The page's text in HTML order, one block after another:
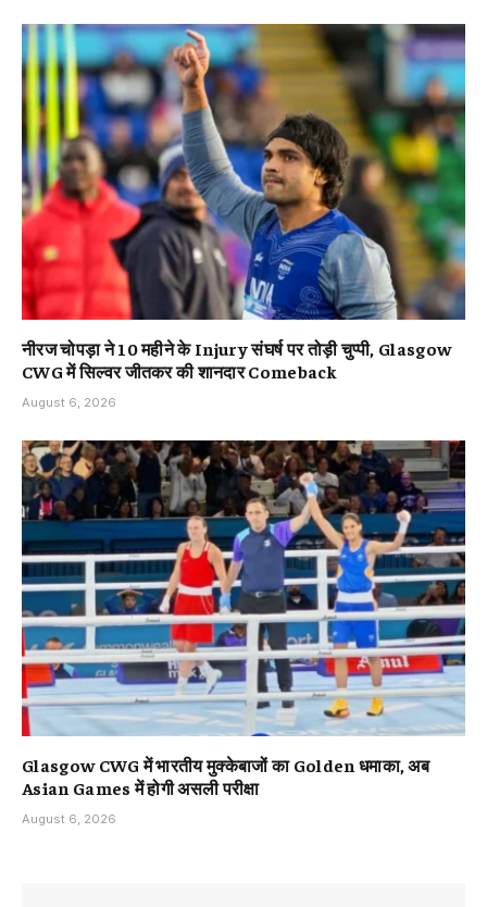
नीरज चोपड़ा ने 10 महीने के Injury संघर्ष पर तोड़ी चुप्पी, Glasgow
CWG में सिल्वर जीतकर की शानदार Comeback
August 6, 2026
Glasgow CWG में भारतीय मुक्केबाजों का Golden धमाका, अब
Asian Games में होगी असली परीक्षा
August 6, 2026